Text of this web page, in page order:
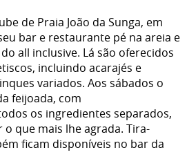
de Praia João da Sunga, em
bar e restaurante pé na areia e
all inclusive. Lá são oferecidos
incluindo acarajés e
variados. Aos sábados o
feijoada, com
os ingredientes separados,
que mais lhe agrada. Tira-
ficam disponíveis no bar da